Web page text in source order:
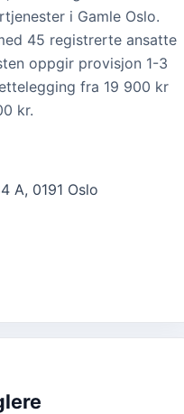
i Gamle Oslo.
45 registrerte ansatte
oppgir provisjon 1-3
fra 19 900 kr
kr.
A, 0191 Oslo